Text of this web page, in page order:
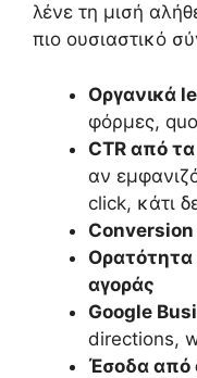
λένε τη μισή
πιο ουσιαστικό
Οργανικά
φόρμες,
CTR από
αν
click, κάτι
αγοράς
Google
directions,
Έσοδα από